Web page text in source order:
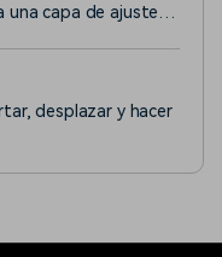
una capa de ajuste
en la capa, para
desplazar y hacer